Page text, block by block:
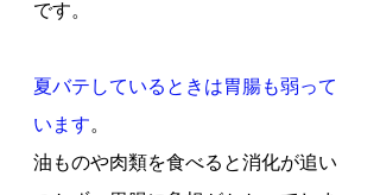
です。
夏バテしているときは胃腸も弱って
います。
油ものや肉類を食べると消化が追い